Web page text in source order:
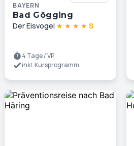
BAYERN
Bad Gögging
Der Eisvogel ★ ★ ★ ★ S
4 Tage / VP
inkl. Kursprogramm